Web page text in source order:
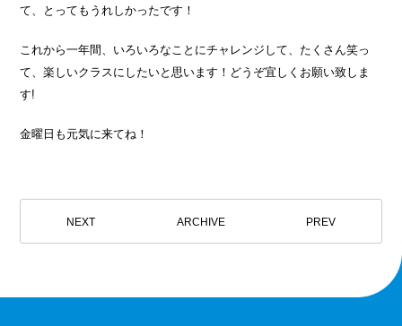
て、とってもうれしかったです！
これから一年間、いろいろなことにチャレンジして、たくさん笑っ
て、楽しいクラスにしたいと思います！どうぞ宜しくお願い致しま
す!
金曜日も元気に来てね！
NEXT ARCHIVE PREV